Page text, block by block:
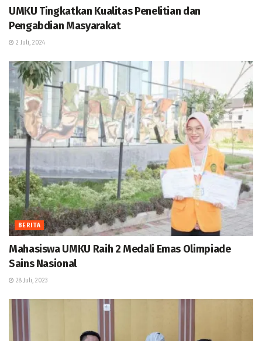
UMKU Tingkatkan Kualitas Penelitian dan
Pengabdian Masyarakat
2 Juli, 2024
BERITA
Mahasiswa UMKU Raih 2 Medali Emas Olimpiade
Sains Nasional
28 Juli, 2023